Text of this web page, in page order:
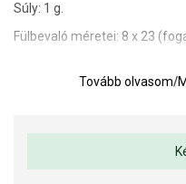
Súly: 1 g.
Fülbevaló méretei: 8 x 23
Tovább olvasom/